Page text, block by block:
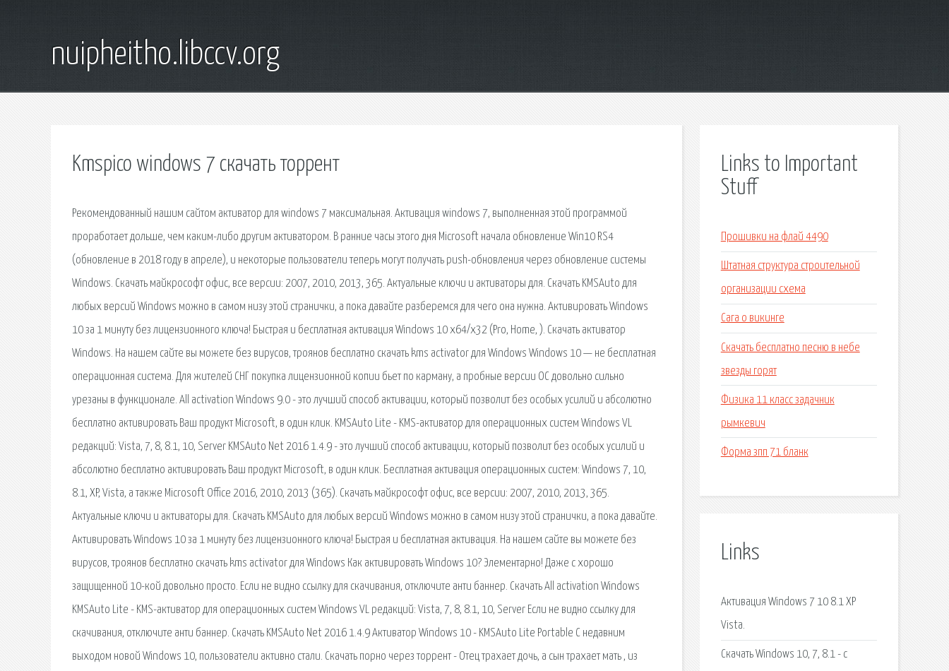
nuipheitho.libccv.org
Kmspico windows 7 скачать торрент
Рекомендованный нашим сайтом активатор для windows 7 максимальная. Активация windows 7, выполненная этой программой
проработает дольше, чем каким-либо другим активатором. В ранние часы этого дня Microsoft начала обновление Win10 RS4
(обновление в 2018 году в апреле), и некоторые пользователи теперь могут получать push-обновления через обновление системы
Windows. Скачать майкрософт офис, все версии: 2007, 2010, 2013, 365. Актуальные ключи и активаторы для. Скачать KMSAuto для
любых версий Windows можно в самом низу этой странички, а пока давайте разберемся для чего она нужна. Активировать Windows
10 за 1 минуту без лицензионного ключа! Быстрая и бесплатная активация Windows 10 x64/x32 (Pro, Home, ). Скачать активатор
Windows. На нашем сайте вы можете без вирусов, троянов бесплатно скачать kms activator для Windows Windows 10 — не бесплатная
операционная система. Для жителей СНГ покупка лицензионной копии бьет по карману, а пробные версии ОС довольно сильно
урезаны в функционале. All activation Windows 9.0 - это лучший способ активации, который позволит без особых усилий и абсолютно
бесплатно активировать Ваш продукт Microsoft, в один клик. KMSAuto Lite - KMS-активатор для операционных систем Windows VL
редакций: Vista, 7, 8, 8.1, 10, Server KMSAuto Net 2016 1.4.9 - это лучший способ активации, который позволит без особых усилий и
абсолютно бесплатно активировать Ваш продукт Microsoft, в один клик. Бесплатная активация операционных систем: Windows 7, 10,
8.1, XP, Vista, а также Microsoft Office 2016, 2010, 2013 (365). Скачать майкрософт офис, все версии: 2007, 2010, 2013, 365.
Актуальные ключи и активаторы для. Скачать KMSAuto для любых версий Windows можно в самом низу этой странички, а пока давайте.
Активировать Windows 10 за 1 минуту без лицензионного ключа! Быстрая и бесплатная активация. На нашем сайте вы можете без
вирусов, троянов бесплатно скачать kms activator для Windows Как активировать Windows 10? Элементарно! Даже с хорошо
защищенной 10-кой довольно просто. Если не видно ссылку для скачивания, отключите анти баннер. Скачать All activation Windows
KMSAuto Lite - KMS-активатор для операционных систем Windows VL редакций: Vista, 7, 8, 8.1, 10, Server Если не видно ссылку для
скачивания, отключите анти баннер. Скачать KMSAuto Net 2016 1.4.9 Активатор Windows 10 - KMSAuto Lite Portable С недавним
выходом новой Windows 10, пользователи активно стали. Скачать порно через торрент - Отец трахает дочь, а сын трахает мать , из
Links to Important
Stuff
Прошивки на флай 4490
Штатная структура строительной
организации схема
Сага о викинге
Скачать бесплатно песню в небе
звезды горят
Физика 11 класс задачник
рымкевич
Форма зпп 71 бланк
Links
Активация Windows 7 10 8.1 XP
Vista.
Скачать Windows 10, 7, 8.1 - с